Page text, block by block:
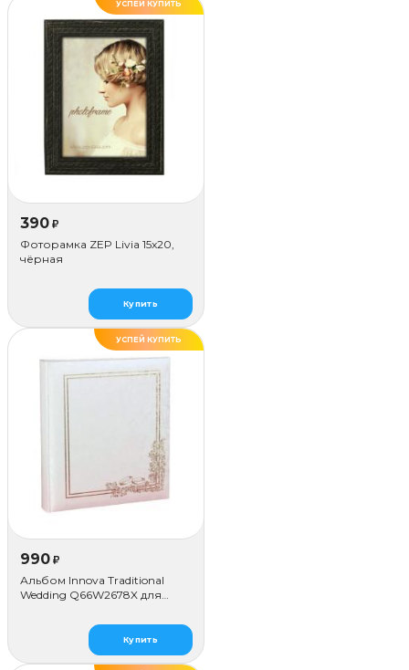
УСПЕЙ КУПИТЬ
390 ₽
Фоторамка ZEP Livia 15x20,
чёрная
Купить
УСПЕЙ КУПИТЬ
990 ₽
Альбом Innova Traditional
Wedding Q66W2678X для
Купить